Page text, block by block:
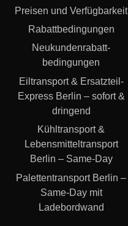
Preisen und Verfügbarkeit
Rabattbedingungen
Neukundenrabatt­
bedingungen
Eiltransport & Ersatzteil-
Express Berlin – sofort &
dringend
Kühltransport &
Lebensmitteltransport
Berlin – Same-Day
Palettentransport Berlin –
Same-Day mit
Ladebordwand